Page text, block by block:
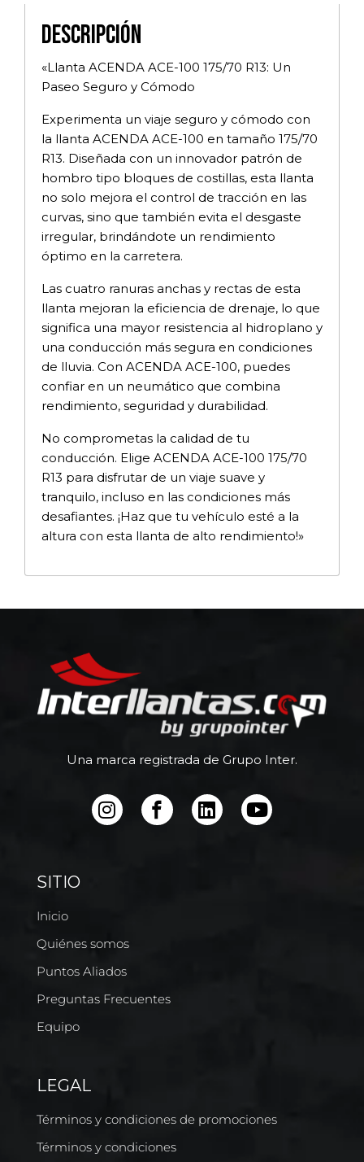
Descripción
«Llanta ACENDA ACE-100 175/70 R13: Un
Paseo Seguro y Cómodo
Experimenta un viaje seguro y cómodo con
la llanta ACENDA ACE-100 en tamaño 175/70
R13. Diseñada con un innovador patrón de
hombro tipo bloques de costillas, esta llanta
no solo mejora el control de tracción en las
curvas, sino que también evita el desgaste
irregular, brindándote un rendimiento
óptimo en la carretera.
Las cuatro ranuras anchas y rectas de esta
llanta mejoran la eficiencia de drenaje, lo que
significa una mayor resistencia al hidroplano y
una conducción más segura en condiciones
de lluvia. Con ACENDA ACE-100, puedes
confiar en un neumático que combina
rendimiento, seguridad y durabilidad.
No comprometas la calidad de tu
conducción. Elige ACENDA ACE-100 175/70
R13 para disfrutar de un viaje suave y
tranquilo, incluso en las condiciones más
desafiantes. ¡Haz que tu vehículo esté a la
altura con esta llanta de alto rendimiento!»
Una marca registrada de Grupo Inter.
SITIO
Inicio
Quiénes somos
Puntos Aliados
Preguntas Frecuentes
Equipo
LEGAL
Términos y condiciones de promociones
Términos y condiciones